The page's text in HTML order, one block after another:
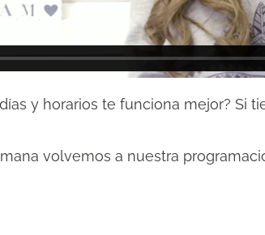
y horarios te funciona mejor? Si
volvemos a nuestra